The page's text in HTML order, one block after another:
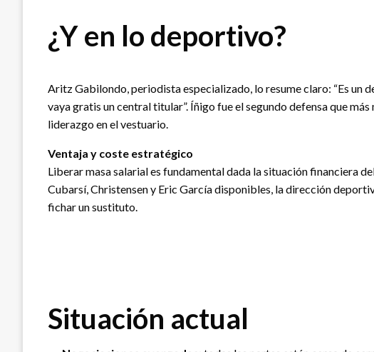
¿Y en lo deportivo?
Aritz Gabilondo, periodista especializado, lo resume claro: “Es un
vaya gratis un central titular”. Íñigo fue el segundo defensa que
liderazgo en el vestuario.
Ventaja y coste estratégico
Liberar masa salarial es fundamental dada la situación financiera
Cubarsí, Christensen y Eric García disponibles, la dirección
fichar un sustituto.
Situación actual